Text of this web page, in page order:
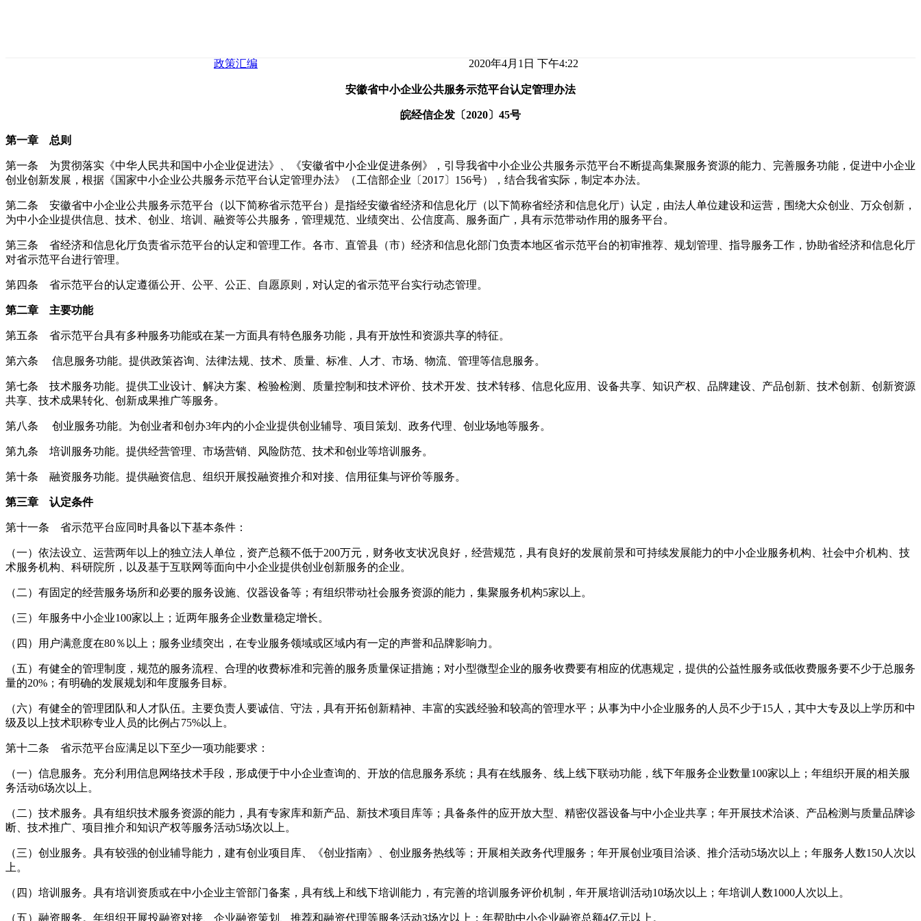
政策汇编 2020年4月1日 下午4:22
安徽省中小企业公共服务示范平台认定管理办法
皖经信企发〔2020〕45号
第一章 总则
第一条 为贯彻落实《中华人民共和国中小企业促进法》、《安徽省中小企业促进条例》，引导我省中小企业公共服务示范平台不断提高集聚服务资源的能力、完善服务功能，促进中小企业
创业创新发展，根据《国家中小企业公共服务示范平台认定管理办法》（工信部企业〔2017〕156号），结合我省实际，制定本办法。
第二条 安徽省中小企业公共服务示范平台（以下简称省示范平台）是指经安徽省经济和信息化厅（以下简称省经济和信息化厅）认定，由法人单位建设和运营，围绕大众创业、万众创新，
为中小企业提供信息、技术、创业、培训、融资等公共服务，管理规范、业绩突出、公信度高、服务面广，具有示范带动作用的服务平台。
第三条 省经济和信息化厅负责省示范平台的认定和管理工作。各市、直管县（市）经济和信息化部门负责本地区省示范平台的初审推荐、规划管理、指导服务工作，协助省经济和信息化厅
对省示范平台进行管理。
第四条 省示范平台的认定遵循公开、公平、公正、自愿原则，对认定的省示范平台实行动态管理。
第二章 主要功能
第五条 省示范平台具有多种服务功能或在某一方面具有特色服务功能，具有开放性和资源共享的特征。
第六条 信息服务功能。提供政策咨询、法律法规、技术、质量、标准、人才、市场、物流、管理等信息服务。
第七条 技术服务功能。提供工业设计、解决方案、检验检测、质量控制和技术评价、技术开发、技术转移、信息化应用、设备共享、知识产权、品牌建设、产品创新、技术创新、创新资源
共享、技术成果转化、创新成果推广等服务。
第八条 创业服务功能。为创业者和创办3年内的小企业提供创业辅导、项目策划、政务代理、创业场地等服务。
第九条 培训服务功能。提供经营管理、市场营销、风险防范、技术和创业等培训服务。
第十条 融资服务功能。提供融资信息、组织开展投融资推介和对接、信用征集与评价等服务。
第三章 认定条件
第十一条 省示范平台应同时具备以下基本条件：
（一）依法设立、运营两年以上的独立法人单位，资产总额不低于200万元，财务收支状况良好，经营规范，具有良好的发展前景和可持续发展能力的中小企业服务机构、社会中介机构、技
术服务机构、科研院所，以及基于互联网等面向中小企业提供创业创新服务的企业。
（二）有固定的经营服务场所和必要的服务设施、仪器设备等；有组织带动社会服务资源的能力，集聚服务机构5家以上。
（三）年服务中小企业100家以上；近两年服务企业数量稳定增长。
（四）用户满意度在80％以上；服务业绩突出，在专业服务领域或区域内有一定的声誉和品牌影响力。
（五）有健全的管理制度，规范的服务流程、合理的收费标准和完善的服务质量保证措施；对小型微型企业的服务收费要有相应的优惠规定，提供的公益性服务或低收费服务要不少于总服务
量的20%；有明确的发展规划和年度服务目标。
（六）有健全的管理团队和人才队伍。主要负责人要诚信、守法，具有开拓创新精神、丰富的实践经验和较高的管理水平；从事为中小企业服务的人员不少于15人，其中大专及以上学历和中
级及以上技术职称专业人员的比例占75%以上。
第十二条 省示范平台应满足以下至少一项功能要求：
（一）信息服务。充分利用信息网络技术手段，形成便于中小企业查询的、开放的信息服务系统；具有在线服务、线上线下联动功能，线下年服务企业数量100家以上；年组织开展的相关服
务活动6场次以上。
（二）技术服务。具有组织技术服务资源的能力，具有专家库和新产品、新技术项目库等；具备条件的应开放大型、精密仪器设备与中小企业共享；年开展技术洽谈、产品检测与质量品牌诊
断、技术推广、项目推介和知识产权等服务活动5场次以上。
（三）创业服务。具有较强的创业辅导能力，建有创业项目库、《创业指南》、创业服务热线等；开展相关政务代理服务；年开展创业项目洽谈、推介活动5场次以上；年服务人数150人次以
上。
（四）培训服务。具有培训资质或在中小企业主管部门备案，具有线上和线下培训能力，有完善的培训服务评价机制，年开展培训活动10场次以上；年培训人数1000人次以上。
（五）融资服务。年组织开展投融资对接、企业融资策划、推荐和融资代理等服务活动3场次以上；年帮助中小企业融资总额4亿元以上。